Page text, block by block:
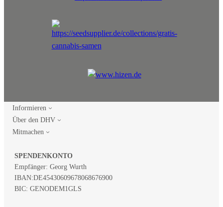
Informieren
Über den DHV
Mitmachen
SPENDENKONTO
Empfänger: Georg Wurth
IBAN:DE45430609678068676900
BIC: GENODEM1GLS